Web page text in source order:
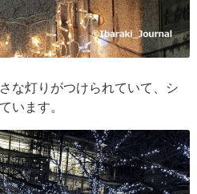
な灯りがつけられていて、シ
います。